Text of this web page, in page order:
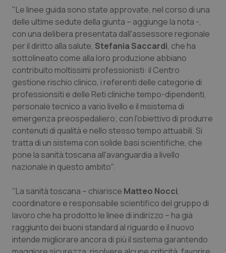
Sicilia
Toscana
Umbria
Valle D’Aosta
Veneto
Neuroscienze & patologie neurodegenerative
Obesità
Oftalmologia
Oncodermatologia
Oncoematologia
Oncologia & Nutrizione
Psoriasi & pelle
Quotidiano Cardiologia
Quotidiano Chirurgia
Quotidiano Oncologia
"Le linee guida sono state approvate, nel corso di una
delle ultime sedute della giunta – aggiunge la nota -,
con una delibera presentata dall'assessore regionale
per il diritto alla salute, Stefania Saccardi, che ha
sottolineato come alla loro produzione abbiano
contribuito moltissimi professionisti: il Centro
gestione rischio clinico, i referenti delle categorie di
professionsiti e delle Reti cliniche tempo-dipendenti,
personale tecnico a vario livello e il msistema di
emergenza preospedaliero; con l'obiettivo di produrre
contenuti di qualità e nello stesso tempo attuabili. Si
tratta di un sistema con solide basi scientifiche, che
pone la sanità toscana all'avanguardia a livello
nazionale in questo ambito".
"La sanità toscana – chiarisce Matteo Nocci,
coordinatore e responsabile scientifico del gruppo di
lavoro che ha prodotto le linee di indirizzo – ha già
raggiunto dei buoni standard al riguardo e il nuovo
intende migliorare ancora di più il sistema garantendo